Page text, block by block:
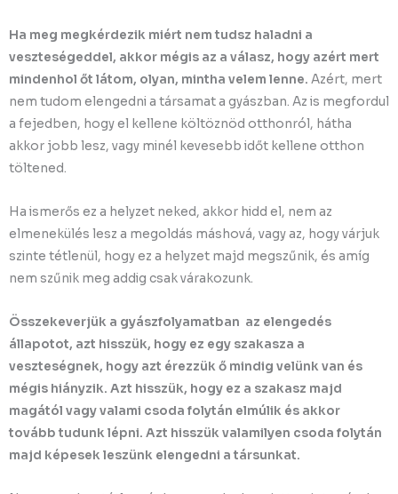
Ha meg megkérdezik miért nem tudsz haladni a
veszteségeddel, akkor mégis az a válasz, hogy azért mert
mindenhol őt látom, olyan, mintha velem lenne. Azért, mert
nem tudom elengedni a társamat a gyászban. Az is megfordul
a fejedben, hogy el kellene költöznöd otthonról, hátha
akkor jobb lesz, vagy minél kevesebb időt kellene otthon
töltened.
Ha ismerős ez a helyzet neked, akkor hidd el, nem az
elmenekülés lesz a megoldás máshová, vagy az, hogy várjuk
szinte tétlenül, hogy ez a helyzet majd megszűnik, és amíg
nem szűnik meg addig csak várakozunk.
Összekeverjük a gyászfolyamatban az elengedés
állapotot, azt hisszük, hogy ez egy szakasza a
veszteségnek, hogy azt érezzük ő mindig velünk van és
mégis hiányzik. Azt hisszük, hogy ez a szakasz majd
magától vagy valami csoda folytán elmúlik és akkor
tovább tudunk lépni. Azt hisszük valamilyen csoda folytán
majd képesek leszünk elengedni a társunkat.